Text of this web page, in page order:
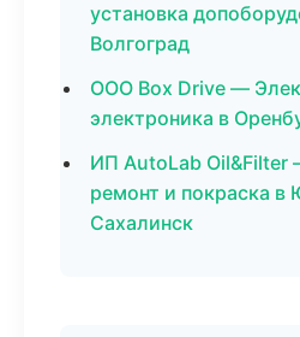
установка
Волгоград
ООО Box Drive —
электроника в
ИП AutoLab Oil&Filter
ремонт и покраска
Сахалинск